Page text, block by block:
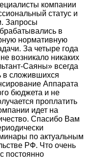
компании
статус и
Запросы
в
нормативную
За четыре года
возникало никаких
Саяны» всегда
в сложившихся
Аппарата
бюджета и не
проплатить
идет на
Спасибо Вам
по актуальным
РФ. Что очень
постоянно